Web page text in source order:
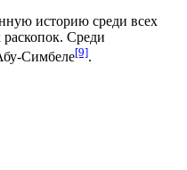
историю среди всех
Среди
Симбеле[9].